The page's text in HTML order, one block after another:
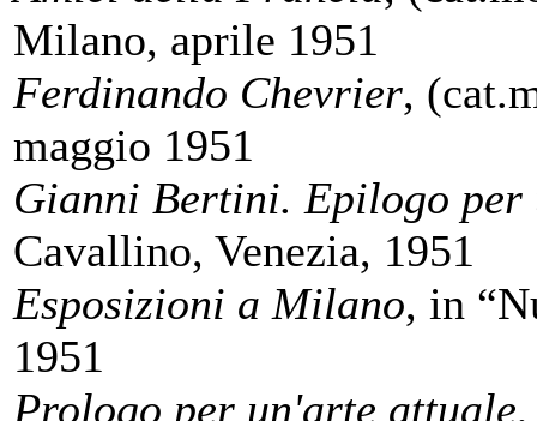
Milano, aprile 1951
Ferdinando Chevrier,
maggio 1951
Gianni Bertini. Epilogo per
Cavallino, Venezia, 1951
Esposizioni a Milano, in
1951
Prologo per un'arte attuale